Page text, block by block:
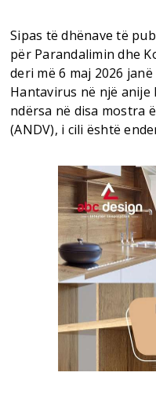
Sipas të dhënave të
për Parandalimin dhe
deri më 6 maj 2026
Hantavirus në një
ndërsa në disa mostra
(ANDV), i cili është